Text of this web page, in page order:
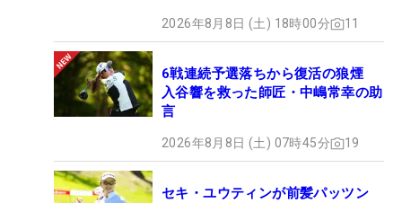
2026年8月8日 (土) 18時00分 11
6戦連続予選落ちから復活の狼煙
入谷響を救った師匠・中嶋常幸の助
言
2026年8月8日 (土) 07時45分 19
セキ・ユウティンが前髪パッツン